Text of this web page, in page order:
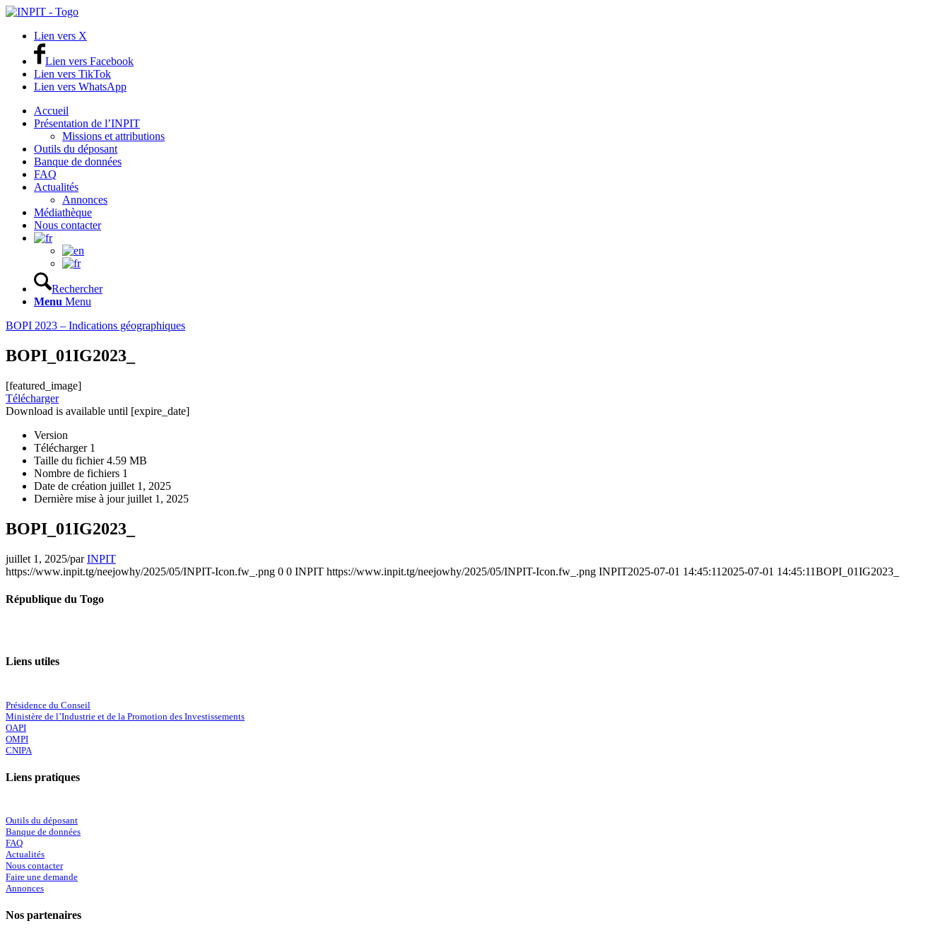
Lien vers X
Lien vers Facebook
Lien vers TikTok
Lien vers WhatsApp
Accueil
Présentation de l’INPIT
Missions et attributions
Outils du déposant
Banque de données
FAQ
Actualités
Annonces
Médiathèque
Nous contacter
Rechercher
Menu Menu
BOPI 2023 – Indications géographiques
BOPI_01IG2023_
[featured_image]
Télécharger
Download is available until [expire_date]
Version
Télécharger 1
Taille du fichier4.59 MB
Nombre de fichiers 1
Date de création juillet 1, 2025
Dernière mise à jourjuillet 1, 2025
BOPI_01IG2023_
juillet 1, 2025/parINPIT
https://www.inpit.tg/neejowhy/2025/05/INPIT-Icon.fw_.png 0 0 INPIT https://www.inpit.tg/neejowhy/2025/05/INPIT-Icon.fw_.png INPIT2025-07-01 14:45:11 2025-07-01 14:45:11BOPI_01IG2023_
République du Togo
Liens utiles
Présidence du Conseil
Ministère de l’Industrie et de la Promotion des Investissements
OAPI
OMPI
CNIPA
Liens pratiques
Outils du déposant
Banque de données
FAQ
Actualités
Nous contacter
Faire une demande
Annonces
Nos partenaires